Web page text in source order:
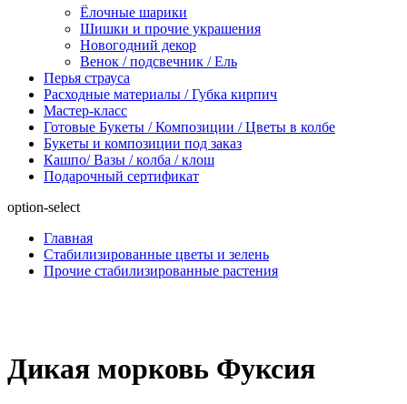
Ёлочные шарики
Шишки и прочие украшения
Новогодний декор
Венок / подсвечник / Ель
Перья страуса
Расходные материалы / Губка кирпич
Мастер-класс
Готовые Букеты / Композиции / Цветы в колбе
Букеты и композиции под заказ
Кашпо/ Вазы / колба / клош
Подарочный сертификат
option-select
Главная
Стабилизированные цветы и зелень
Прочие стабилизированные растения
Дикая морковь Фуксия